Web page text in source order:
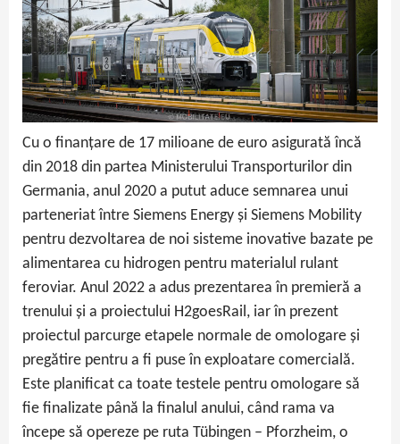
Cu o finanțare de 17 milioane de euro asigurată încă
din 2018 din partea Ministerului Transporturilor din
Germania, anul 2020 a putut aduce semnarea unui
parteneriat între Siemens Energy și Siemens Mobility
pentru dezvoltarea de noi sisteme inovative bazate pe
alimentarea cu hidrogen pentru materialul rulant
feroviar. Anul 2022 a adus prezentarea în premieră a
trenului și a proiectului H2goesRail, iar în prezent
proiectul parcurge etapele normale de omologare și
pregătire pentru a fi puse în exploatare comercială.
Este planificat ca toate testele pentru omologare să
fie finalizate până la finalul anului, când rama va
începe să opereze pe ruta Tübingen – Pforzheim, o